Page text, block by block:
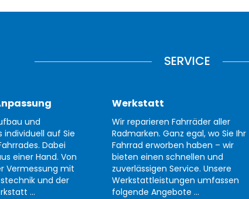
SERVICE
und
individuell auf Sie
Dabei
einer Hand. Von
Vermessung mit
und der
...
Werkstatt
Wir reparieren Fahrräder aller
Radmarken. Ganz egal, wo Sie Ihr
Fahrrad erworben haben – wir
bieten einen schnellen und
zuverlässigen Service. Unsere
Werkstattleistungen umfassen
folgende Angebote ...